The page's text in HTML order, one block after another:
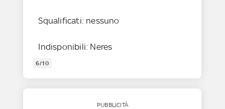
Squalificati: nessuno
Indisponibili: Neres
6/10
PUBBLICITÀ